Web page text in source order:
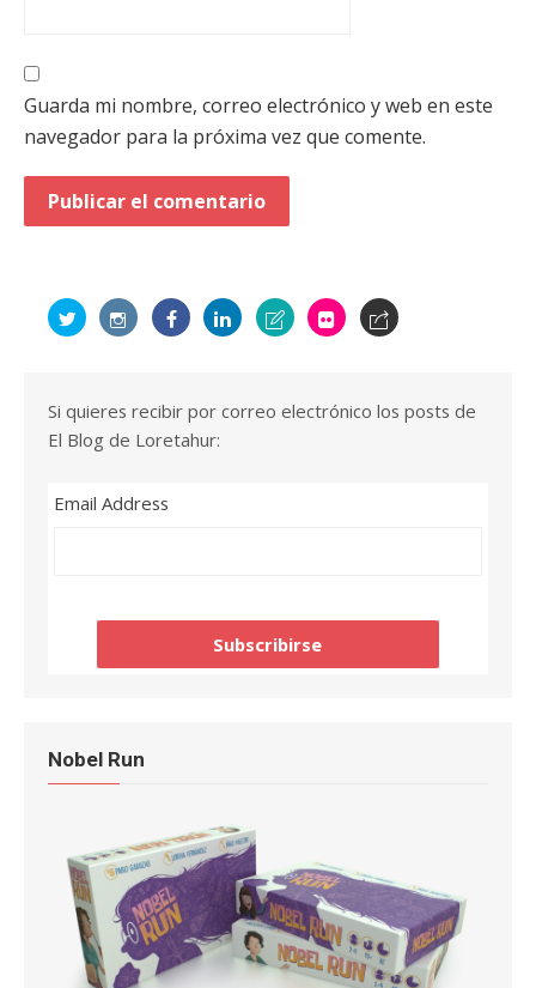
Guarda mi nombre, correo electrónico y web en este
navegador para la próxima vez que comente.
Si quieres recibir por correo electrónico los posts de
El Blog de Loretahur:
Email Address
Nobel Run